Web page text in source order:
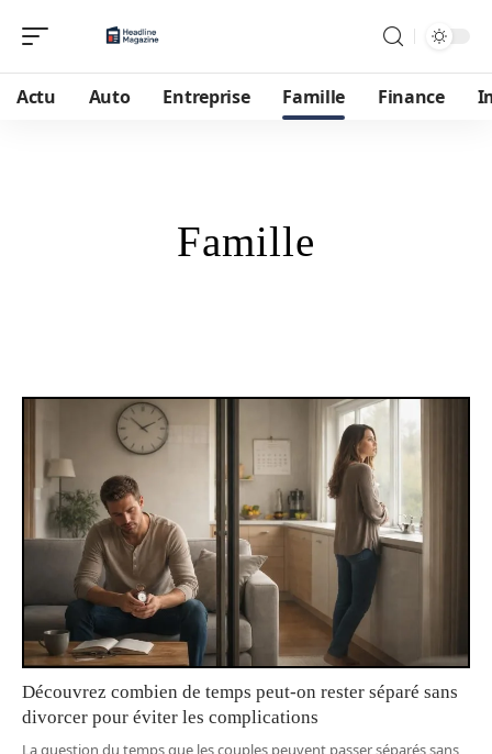
Actu Auto Entreprise Famille Finance
Famille
Découvrez combien de temps peut-on rester séparé sans
divorcer pour éviter les complications
La question du temps que les couples peuvent passer séparés sans